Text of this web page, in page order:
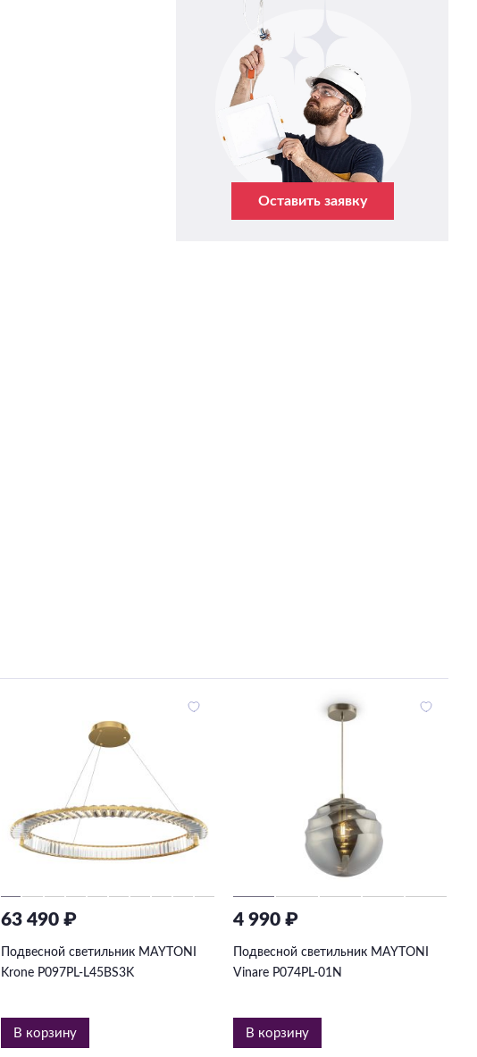
Оставить заявку
63 490 ₽
Подвесной светильник MAYTONI
Krone P097PL-L45BS3K
В корзину
4 990 ₽
Подвесной светильник MAYTONI
Vinare P074PL-01N
В корзину